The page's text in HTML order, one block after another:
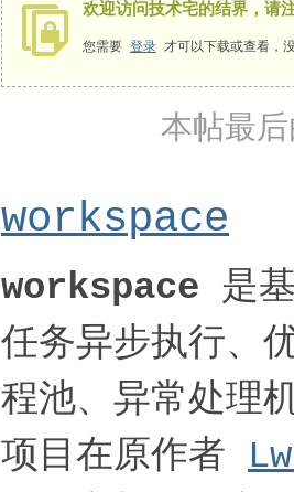
欢迎访问技术宅的结界，请
您需要 登录 才可以下载或查看，
本帖最
workspace
workspace 是
任务异步执行、
程池、异常处理
项目在原作者